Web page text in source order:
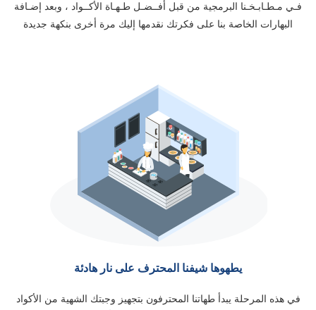
فـي مـطـابـخـنا البرمجية من قبل أفــضـل طـهـاة الأكــواد ، وبعد إضـافة
البهارات الخاصة بنا على فكرتك نقدمها إليك مرة أخرى بنكهة جديدة
يطهوها شيفنا المحترف على نار هادئة
في هذه المرحلة يبدأ طهاتنا المحترفون بتجهيز وجبتك الشهية من الأكواد